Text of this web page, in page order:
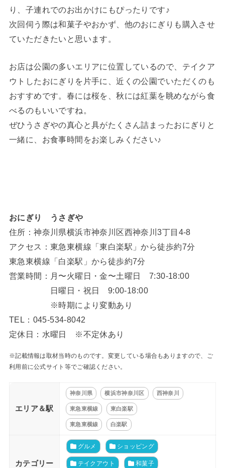
り、子連れでのお出かけにもぴったりです♪
次回伺う際は和菓子やおかず、他のおにぎりも購入させ
ていただきたいと思います。
お店は公園の多いエリアに位置しているので、テイクア
ウトしたおにぎりを片手に、近くの公園でいただくのも
おすすめです。春には桜を、秋には紅葉を眺めながら食
べるのもいいですね。
ぜひうさぎやの真心と具がたくさん詰まったおにぎりと
一緒に、お食事時間をお楽しみください♪
おにぎり うさぎや
住所：神奈川県横浜市神奈川区西神奈川3丁目4-8
アクセス：東急東横線「東白楽駅」から徒歩約7分
東急東横線「白楽駅」から徒歩約7分
営業時間：月〜火曜日・金〜土曜日 7:30‐18:00
日曜日・祝日 9:00‐18:00
※時期により変動あり
TEL：045-534-8042
定休日：水曜日 ※不定休あり
※記載情報は取材当時のものです。変更している場合もありますので、ご
利用前に公式サイト等でご確認ください。
エリア＆駅
神奈川県 横浜市神奈川区 西神奈川
東急東横線 東白楽駅
東急東横線 白楽駅
カテゴリー
グルメ ショッピング
テイクアウト 和菓子